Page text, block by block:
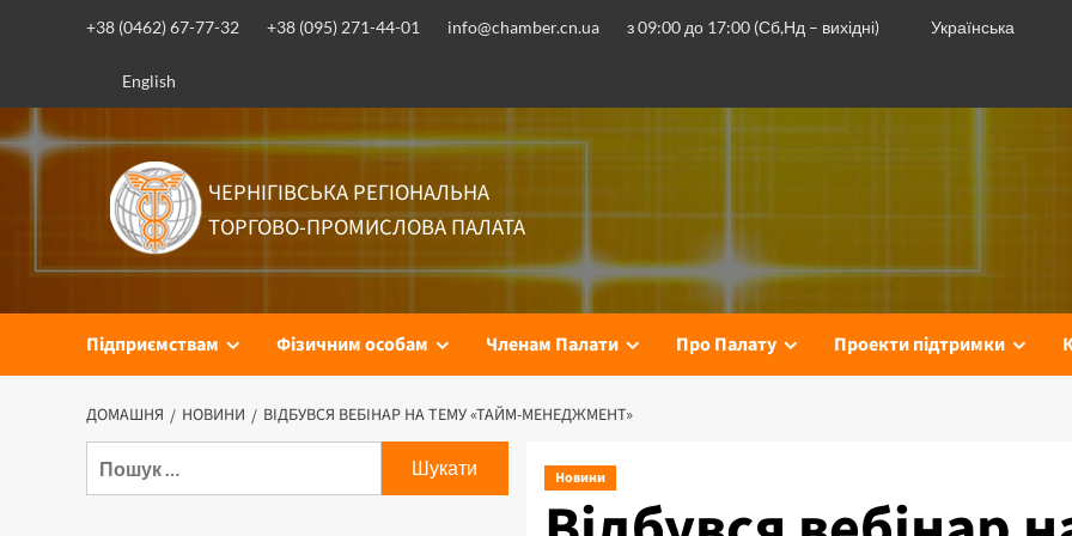
+38 (0462) 67-77-32 +38 (095) 271-44-01 info@chamber.cn.ua з 09:00 до 17:00 (Сб,Нд – вихідні) Українська
English
ЧЕРНІГІВСЬКА РЕГІОНАЛЬНА
ТОРГОВО-ПРОМИСЛОВА ПАЛАТА
Підприємствам Фізичним особам Членам Палати Про Палату Проекти підтримки
ДОМАШНЯ НОВИНИ ВІДБУВСЯ ВЕБІНАР НА ТЕМУ «ТАЙМ-МЕНЕДЖМЕНТ»
Новини